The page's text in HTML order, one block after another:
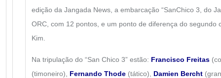
edição da Jangada News, a embarcação “SanChico 3, do
ORC, com 12 pontos, e um ponto de diferença do segundo
Kim.
Na tripulação do “San Chico 3” estão: Francisco Freitas
(timoneiro), Fernando Thode(tático), Damien Bercht